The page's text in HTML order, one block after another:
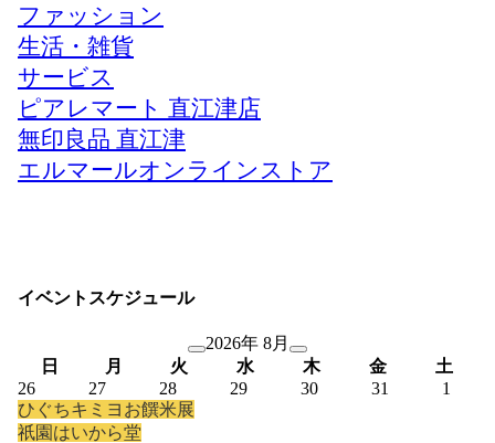
ファッション
生活・雑貨
サービス
ピアレマート 直江津店
無印良品 直江津
エルマールオンラインストア
イベントスケジュール
2026年 8月
日
月 火 水 木 金
土
26
27 28 29 30 31
1
ひぐちキミヨお饌米展
祇園はいから堂